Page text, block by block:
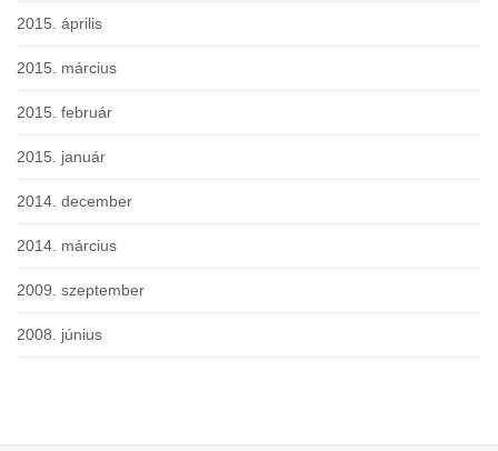
2015. április
2015. március
2015. február
2015. január
2014. december
2014. március
2009. szeptember
2008. június